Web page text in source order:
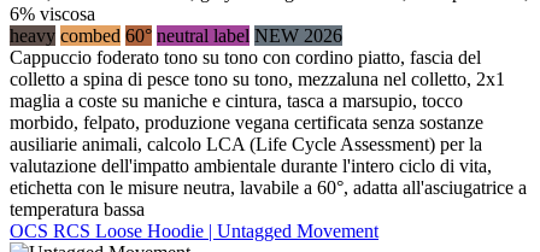
6% viscosa
heavy combed 60° neutral label NEW 2026
Cappuccio foderato tono su tono con cordino piatto, fascia del
colletto a spina di pesce tono su tono, mezzaluna nel colletto, 2x1
maglia a coste su maniche e cintura, tasca a marsupio, tocco
morbido, felpato, produzione vegana certificata senza sostanze
ausiliarie animali, calcolo LCA (Life Cycle Assessment) per la
valutazione dell'impatto ambientale durante l'intero ciclo di vita,
etichetta con le misure neutra, lavabile a 60°, adatta all'asciugatrice a
temperatura bassa
OCS RCS Loose Hoodie | Untagged Movement